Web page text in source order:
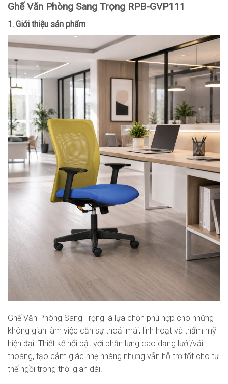
Ghế Văn Phòng Sang Trọng RPB-GVP111
1. Giới thiệu sản phẩm
Ghế Văn Phòng Sang Trọng là lựa chọn phù hợp cho những
không gian làm việc cần sự thoải mái, linh hoạt và thẩm mỹ
hiện đại. Thiết kế nổi bật với phần lưng cao dạng lưới/vải
thoáng, tạo cảm giác nhẹ nhàng nhưng vẫn hỗ trợ tốt cho tư
thế ngồi trong thời gian dài.